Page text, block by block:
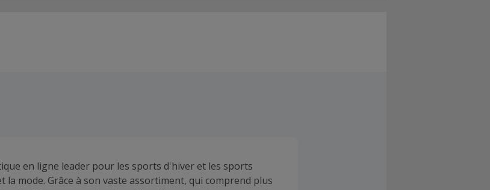
en ligne leader pour les sports d'hiver et les sports
la mode. Grâce à son vaste assortiment, qui comprend plus